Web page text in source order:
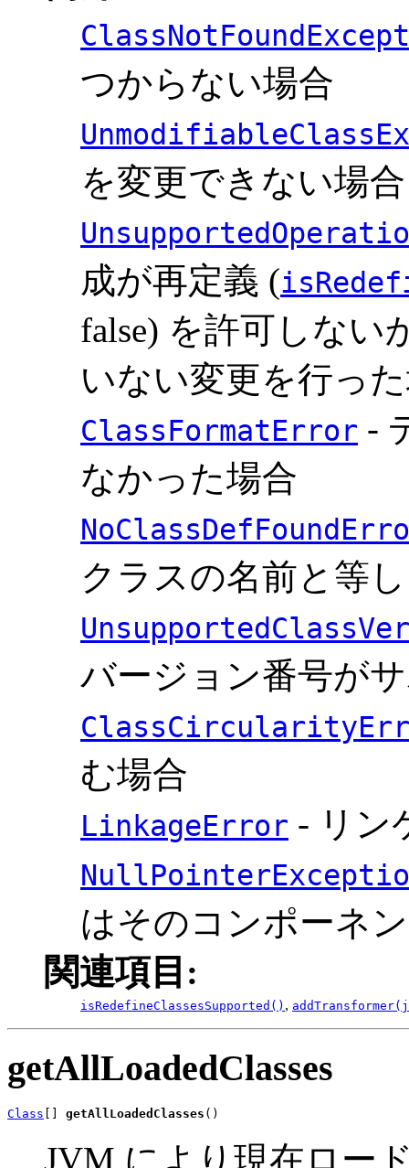
つからない場合
を変更できない場合
成が再定義 (
false) を許可しない
いない変更を行っ
ClassFormatError -
なかった場合
クラスの名前と等
バージョン番号が
む場合
LinkageError - リン
はそのコンポーネ
関連項目:
isRedefineClassesSupported() ,
getAllLoadedClasses
Class getAllLoadedClasses ()
JVM により現在ロー